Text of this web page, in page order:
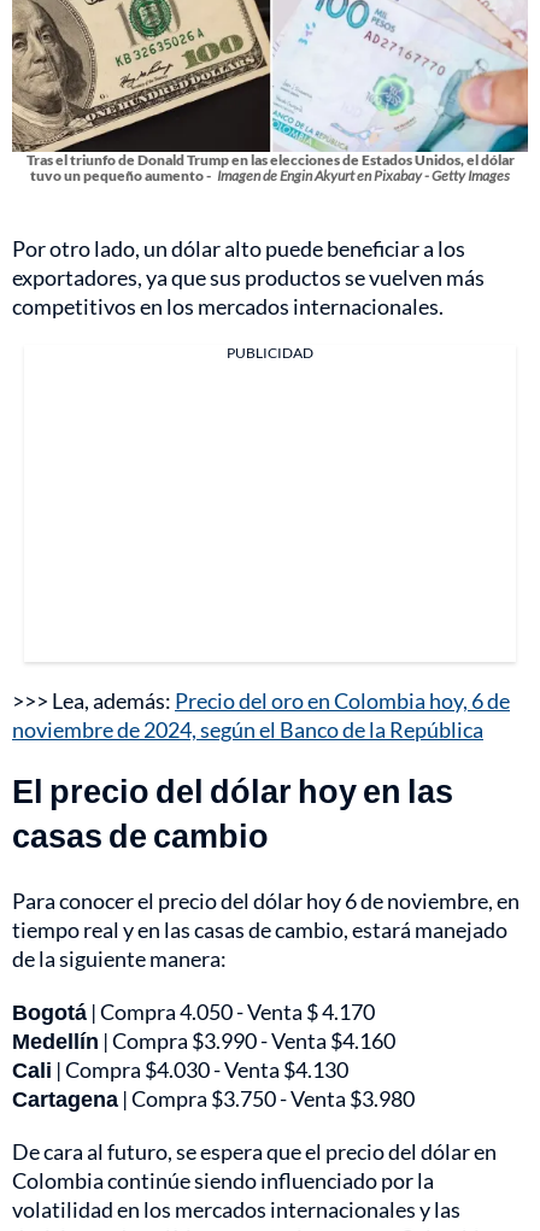
Tras el triunfo de Donald Trump en las elecciones de Estados Unidos, el dólar
tuvo un pequeño aumento - Imagen de Engin Akyurt en Pixabay - Getty Images
Por otro lado, un dólar alto puede beneficiar a los
exportadores, ya que sus productos se vuelven más
competitivos en los mercados internacionales.
PUBLICIDAD
>>> Lea, además: Precio del oro en Colombia hoy, 6 de
noviembre de 2024, según el Banco de la República
El precio del dólar hoy en las
casas de cambio
Para conocer el precio del dólar hoy 6 de noviembre, en
tiempo real y en las casas de cambio, estará manejado
de la siguiente manera:
Bogotá | Compra 4.050 - Venta $ 4.170
Medellín | Compra $3.990 - Venta $4.160
Cali | Compra $4.030 - Venta $4.130
Cartagena | Compra $3.750 - Venta $3.980
De cara al futuro, se espera que el precio del dólar en
Colombia continúe siendo influenciado por la
volatilidad en los mercados internacionales y las